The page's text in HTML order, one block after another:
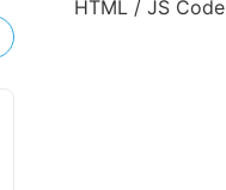
HTML / JS Code